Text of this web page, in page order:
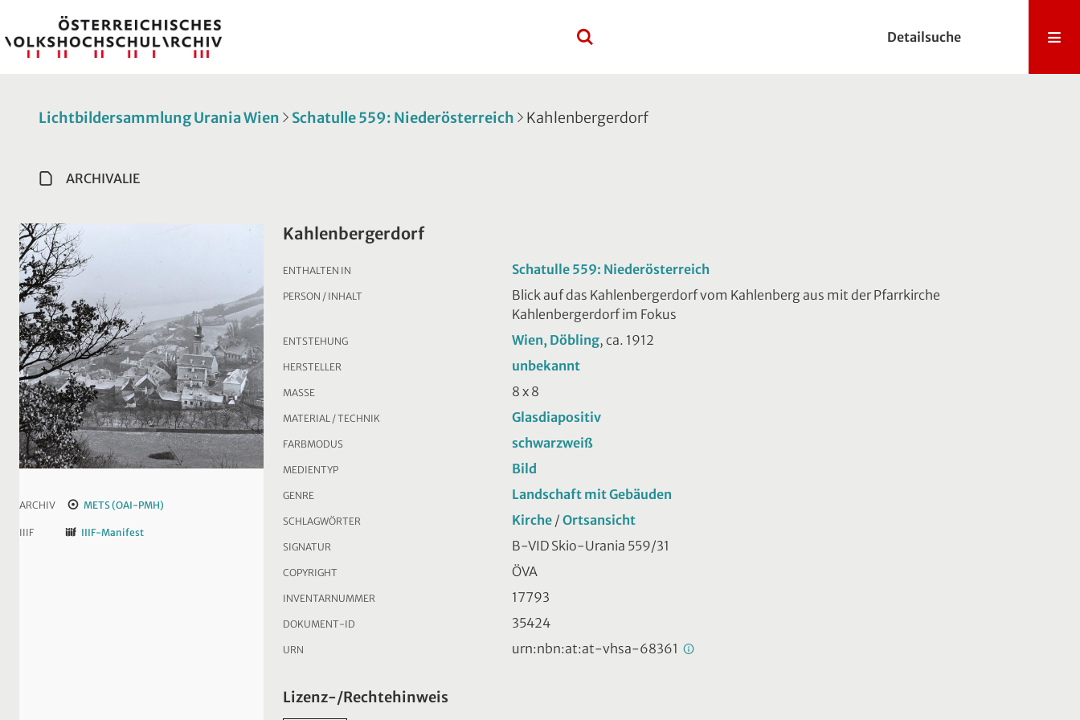
Detailsuche
Lichtbildersammlung Urania Wien Schatulle 559: Niederösterreich Kahlenbergerdorf
ARCHIVALIE
ARCHIV METS (OAI-PMH)
IIIF IIIF-Manifest
Kahlenbergerdorf
ENTHALTEN IN Schatulle 559: Niederösterreich
PERSON / INHALT
Blick auf das Kahlenbergerdorf vom Kahlenberg aus mit der Pfarrkirche
Kahlenbergerdorf im Fokus
ENTSTEHUNG Wien, Döbling, ca. 1912
HERSTELLER unbekannt
MASSE 8 x 8
MATERIAL / TECHNIK Glasdiapositiv
FARBMODUS schwarzweiß
MEDIENTYP Bild
GENRE Landschaft mit Gebäuden
SCHLAGWÖRTER Kirche / Ortsansicht
SIGNATUR B-VID Skio-Urania 559/31
COPYRIGHT ÖVA
INVENTARNUMMER 17793
DOKUMENT-ID 35424
URN urn:nbn:at:at-vhsa-68361
Lizenz-/Rechtehinweis